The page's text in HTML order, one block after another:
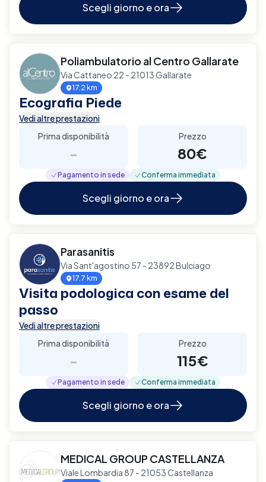
Scegli giorno e ora
Poliambulatorio al Centro Gallarate
Via Cattaneo 22 - 21013 Gallarate
17.2 km
Ecografia Piede
Vedi altre prestazioni
Prima disponibilità
-
Prezzo
80€
Pagamento in sede Conferma immediata
Scegli giorno e ora
Parasanitis
Via Sant'agostino 57 - 23892 Bulciago
17.7 km
Visita podologica con esame del
passo
Vedi altre prestazioni
Prima disponibilità
-
Prezzo
115€
Pagamento in sede Conferma immediata
Scegli giorno e ora
MEDICAL GROUP CASTELLANZA
Viale Lombardia 87 - 21053 Castellanza